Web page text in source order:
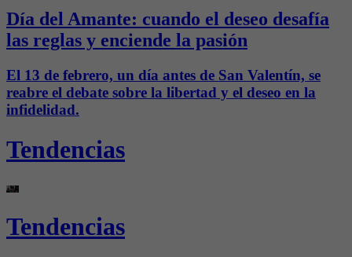
Día del Amante: cuando el deseo desafía
las reglas y enciende la pasión
El 13 de febrero, un día antes de San Valentín, se
reabre el debate sobre la libertad y el deseo en la
infidelidad.
Tendencias
Tendencias